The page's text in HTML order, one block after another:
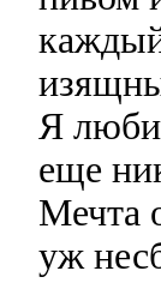
Я
еще
Мечта
уж